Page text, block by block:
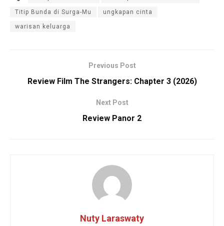
Titip Bunda di Surga-Mu ungkapan cinta
warisan keluarga
Previous Post
Review Film The Strangers: Chapter 3 (2026)
Next Post
Review Panor 2
Nuty Laraswaty